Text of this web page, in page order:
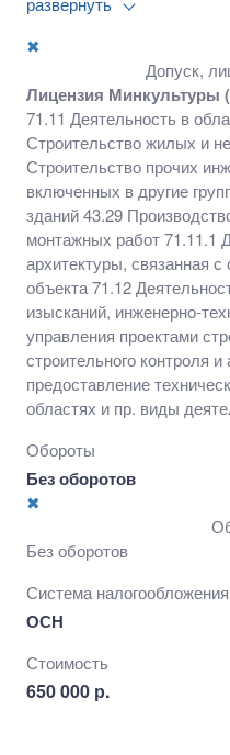
Строительство прочих
включенных в другие
снос зданий 43.29
монтажных работ
архитектуры, связанная
объекта 71.12
изысканий, инженерно-
проектирования,
строительства,
и авторского надзора,
консультаций в этих
деятельности
✖
Допуск,
Лицензия Минкультуры
71.11 Деятельность в
Строительство жилых и
Строительство прочих
включенных в другие
зданий 43.29
монтажных работ 71.11.1
архитектуры, связанная с
объекта 71.12
изысканий, инженерно-
управления проектами
строительного контроля и
предоставление
областях и пр. виды
Обороты
Без оборотов
✖
Без оборотов
Система налогообложения
ОСН
Стоимость
650 000 р.